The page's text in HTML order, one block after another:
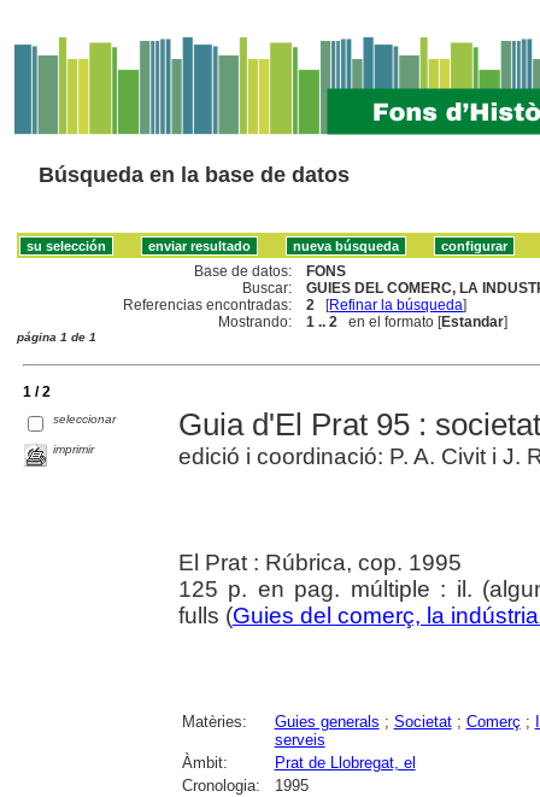
Búsqueda en la base de datos
Base de datos:
FONS
Buscar:
GUIES DEL COMERC, LA
Referencias encontradas:
2 [Refinar la búsqueda]
Mostrando:
1 .. 2 en el formato [Estandar]
página 1 de 1
1 / 2
seleccionar
imprimir
Guia d'El Prat 95 :
edició i coordinació: P. A. Civit i J.
El Prat : Rúbrica, cop. 1995
125 p. en pag. múltiple : il.
fulls (Guies del comerç, la
Matèries: Guies generals ; Societat; Comerç ;
serveis
Àmbit:
Prat de Llobregat, el
Cronologia:
1995